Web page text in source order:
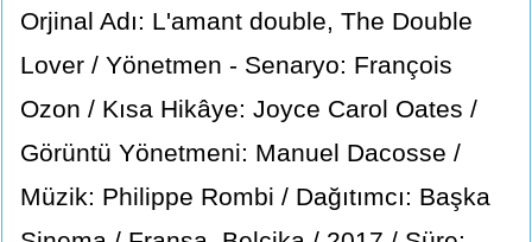
Orjinal Adı: L'amant double, The Double
Lover / Yönetmen - Senaryo: François
Ozon / Kısa Hikâye: Joyce Carol Oates /
Görüntü Yönetmeni: Manuel Dacosse /
Müzik: Philippe Rombi / Dağıtımcı: Başka